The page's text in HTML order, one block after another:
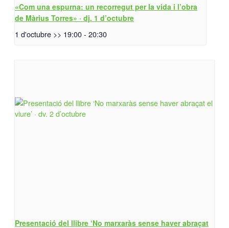
«Com una espurna: un recorregut per la vida i l’obra
de Màrius Torres» · dj. 1 d’octubre
1 d'octubre >> 19:00- 20:30
Presentació del llibre ‘No marxaràs sense haver abraçat